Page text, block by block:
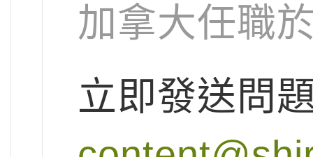
加拿大任職
立即發送問